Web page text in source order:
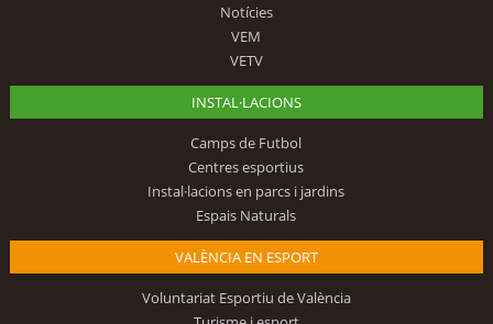
Notícies
VEM
VETV
INSTAL·LACIONS
Camps de Futbol
Centres esportius
Instal·lacions en parcs i jardins
Espais Naturals
VALÈNCIA EN ESPORT
Voluntariat Esportiu de València